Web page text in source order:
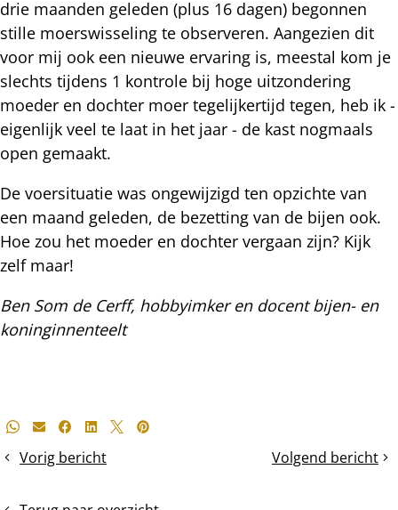
drie maanden geleden (plus 16 dagen) begonnen
stille moerswisseling te observeren. Aangezien dit
voor mij ook een nieuwe ervaring is, meestal kom je
slechts tijdens 1 kontrole bij hoge uitzondering
moeder en dochter moer tegelijkertijd tegen, heb ik -
eigenlijk veel te laat in het jaar - de kast nogmaals
open gemaakt.
De voersituatie was ongewijzigd ten opzichte van
een maand geleden, de bezetting van de bijen ook.
Hoe zou het moeder en dochter vergaan zijn? Kijk
zelf maar!
Ben Som de Cerff, hobbyimker en docent bijen- en
koninginnenteelt
Deel
bericht
Whatsapp
E-mailFacebook
LinkedIn
X Pinterest
Vorig bericht
Nog
Volgend bericht
Wormkruidbij